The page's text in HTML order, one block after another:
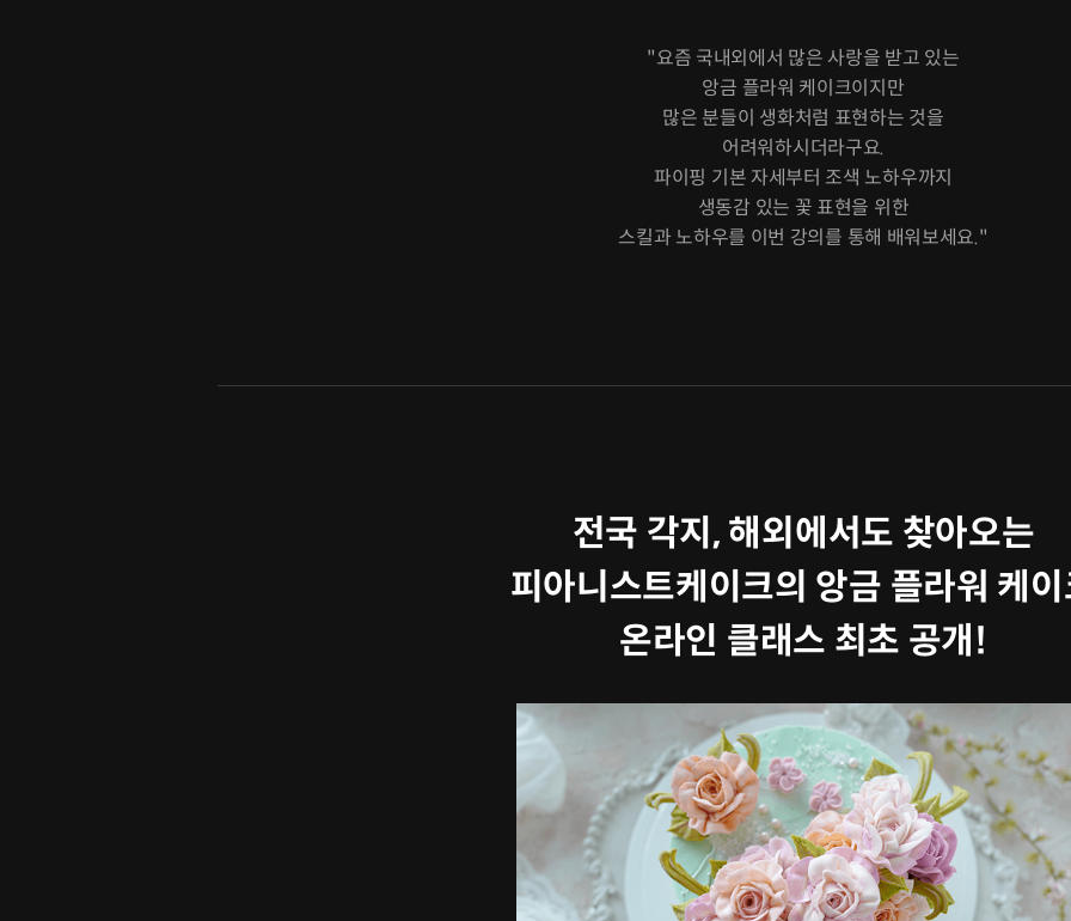
"요즘 국내외에서 많은 사랑을 받고 있는
앙금 플라워 케이크이지만
많은 분들이 생화처럼 표현하는 것을
어려워하시더라구요.
파이핑 기본 자세부터 조색 노하우까지
생동감 있는 꽃 표현을 위한
스킬과 노하우를 이번 강의를 통해 배워보세요."
전국 각지, 해외에서도 찾아오는
피아니스트케이크의 앙금 플라워 케
온라인 클래스 최초 공개!